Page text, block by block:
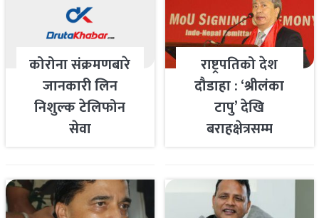
कोरोना संक्रमणबारे
जानकारी लिन
निशुल्क टेलिफोन
सेवा
राष्ट्रपतिको देश
दौडाहा : ‘श्रीलंका
टापु’ देखि
बराहक्षेत्रसम्म